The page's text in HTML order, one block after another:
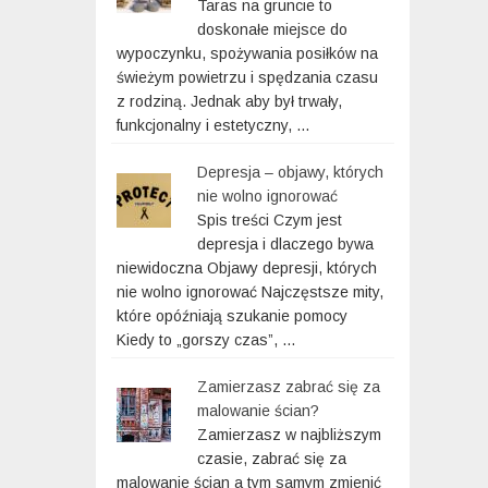
Taras na gruncie to
doskonałe miejsce do
wypoczynku, spożywania posiłków na
świeżym powietrzu i spędzania czasu
z rodziną. Jednak aby był trwały,
funkcjonalny i estetyczny, …
Depresja – objawy, których
nie wolno ignorować
Spis treści Czym jest
depresja i dlaczego bywa
niewidoczna Objawy depresji, których
nie wolno ignorować Najczęstsze mity,
które opóźniają szukanie pomocy
Kiedy to „gorszy czas”, …
Zamierzasz zabrać się za
malowanie ścian?
Zamierzasz w najbliższym
czasie, zabrać się za
malowanie ścian a tym samym zmienić